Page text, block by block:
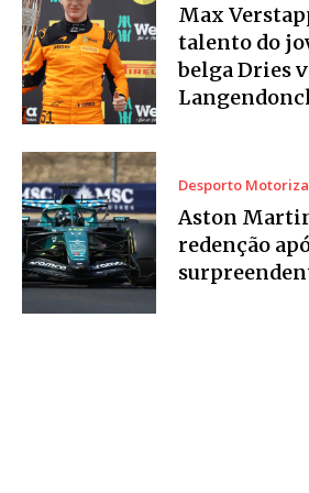
Max
talento do
belga Dries
Desporto
Aston
redenção